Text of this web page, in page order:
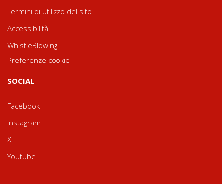
Termini di utilizzo del sito
Accessibilità
WhistleBlowing
Preferenze cookie
SOCIAL
Facebook
Instagram
X
Youtube